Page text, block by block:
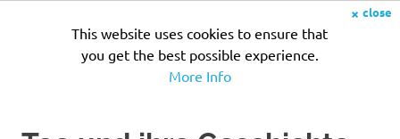
× close
This website uses cookies to ensure that
you get the best possible experience.
More Info